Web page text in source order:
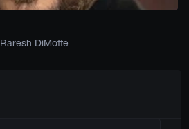
Raresh DiMofte